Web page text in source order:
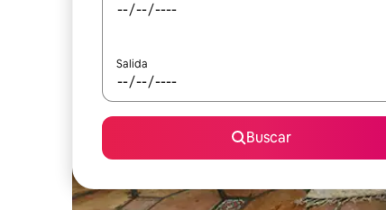
Salida
Buscar